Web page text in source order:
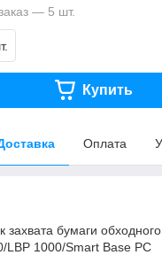
— 5 шт.
Купить
Оплата
захвата бумаги
LBP 1000/Smart Base PC